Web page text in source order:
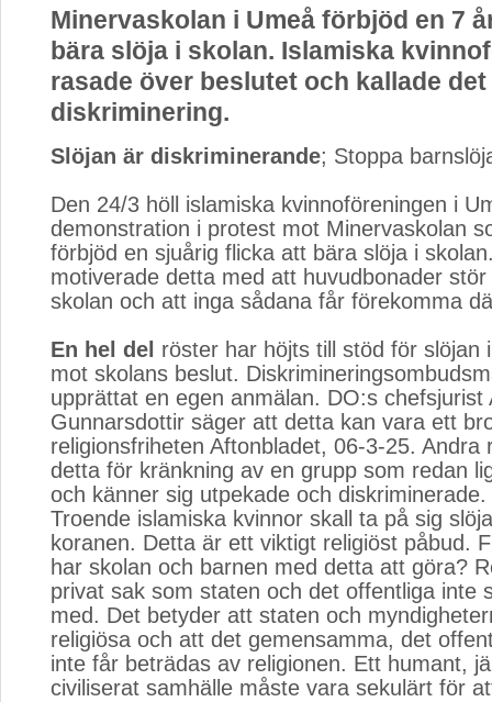
Minervaskolan i Umeå förbjöd en 7
bära slöja i skolan. Islamiska
rasade över beslutet och kallade
diskriminering.
Slöjan är diskriminerande; Stoppa
Den 24/3 höll islamiska kvinnoföreningen i
demonstration i protest mot Minervaskolan
förbjöd en sjuårig flicka att bära slöja i
motiverade detta med att huvudbonader
skolan och att inga sådana får förekomma
En hel del röster har höjts till stöd för slöjan
mot skolans beslut.
upprättat en egen anmälan. DO:s chefsjurist
Gunnarsdottir säger att detta kan vara ett
religionsfriheten Aftonbladet, 06-3-25. Andra
detta för kränkning av en grupp som redan
och känner sig utpekade och diskriminerade.
Troende islamiska kvinnor skall ta på sig
koranen. Detta är ett viktigt religiöst påbud.
har skolan och barnen med detta att göra?
privat sak som staten och det offentliga inte
med. Det betyder att staten och
religiösa och att det gemensamma, det
inte får beträdas av religionen. Ett humant,
civiliserat samhälle måste vara sekulärt för